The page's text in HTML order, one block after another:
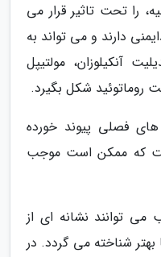
را تحت تاثیر قرار می
دارند و می تواند به
آنکیلوزان، مولتیپل
روماتوئید شکل بگیرد.
فصلی پیوند خورده
که ممکن است موجب
توانند نشانه ای از
بهتر شناخته می گردد. در